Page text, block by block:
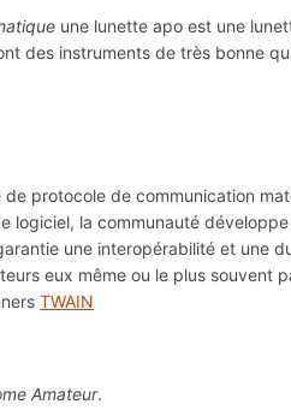
une lunette apo est une
des instruments de très bonne
de protocole de communication
logiciel, la communauté
une interopérabilité et une
eux même ou le plus souvent
TWAIN
Amateur.